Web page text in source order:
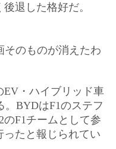
退した格好だ。
そのものが消えたわ
・ハイブリッド車
。BYDはF1のステフ
のF1チームとして参
たと報じられてい